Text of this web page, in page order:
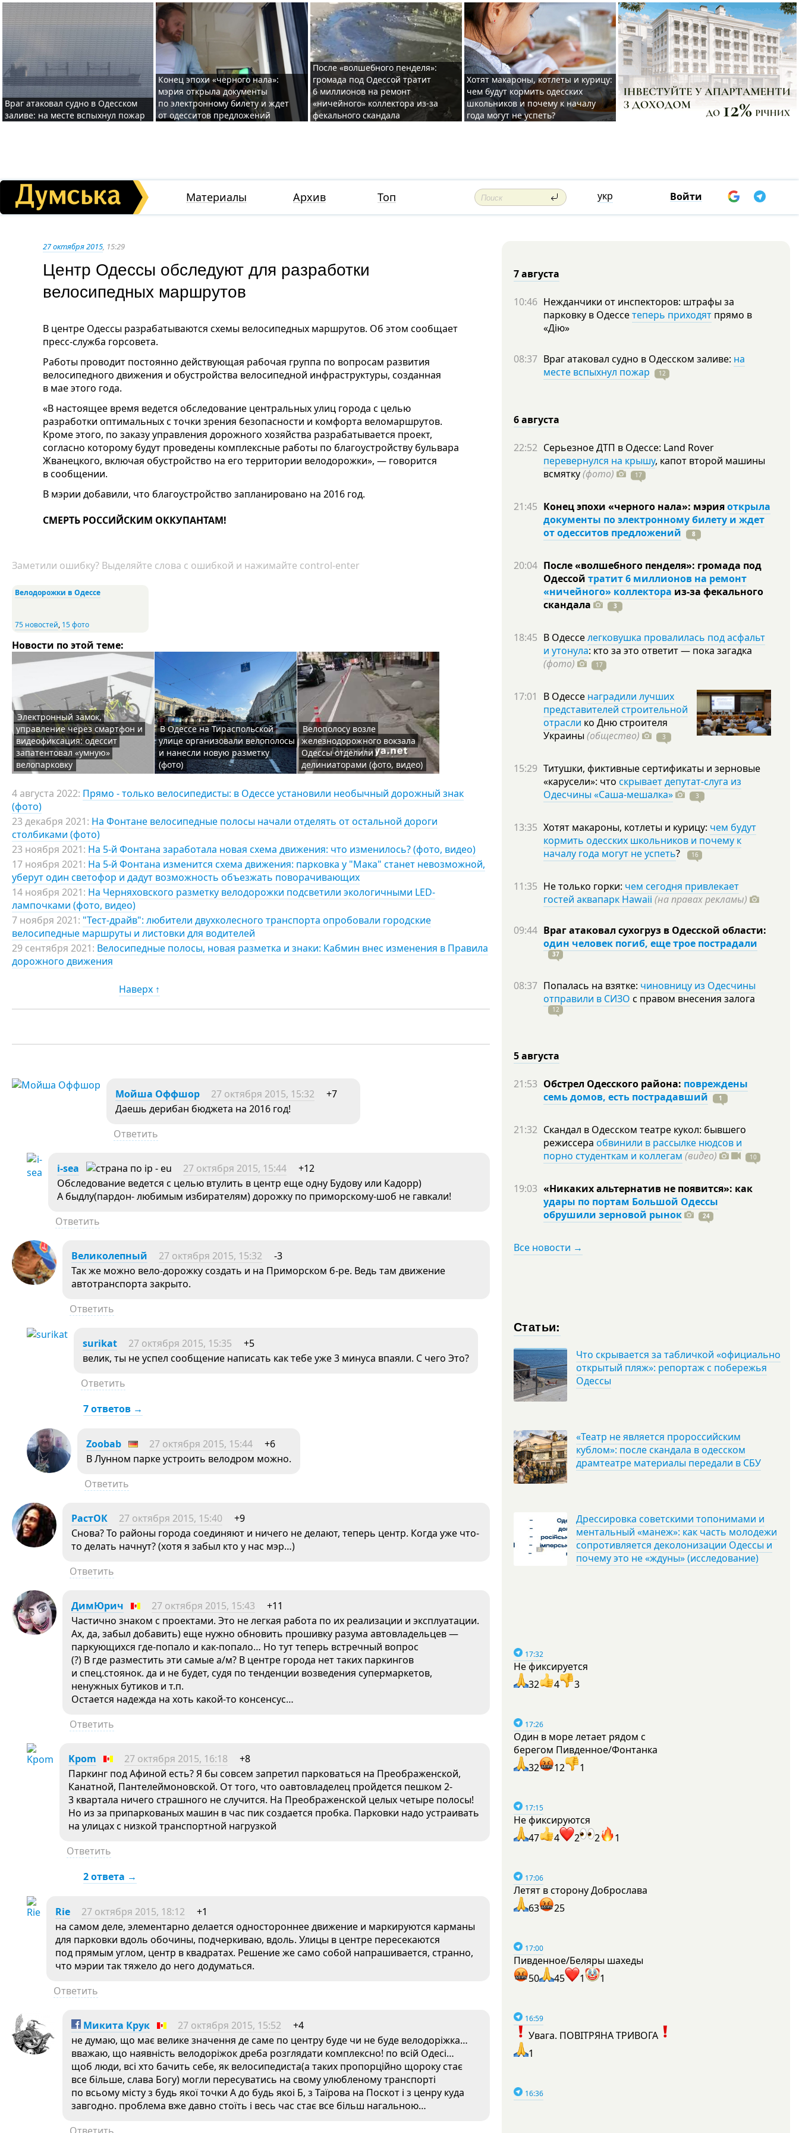
Враг атаковал судно в Одесском
заливе: на месте вспыхнул пожар
Конец эпохи «черного нала»:
мэрия открыла документы
по электронному билету и ждет
от одесситов предложений
После «волшебного пенделя»:
громада под Одессой тратит
6 миллионов на ремонт
«ничейного» коллектора из-за
фекального скандала
Хотят макароны, котлеты и курицу:
чем будут кормить одесских
школьников и почему к началу
года могут не успеть?
Материалы Архив Топ укр Войти
27 октября 2015, 15:29
Центр Одессы обследуют для разработки
велосипедных маршрутов
В центре Одессы разрабатываются схемы велосипедных маршрутов. Об этом сообщает
пресс-служба горсовета.
Работы проводит постоянно действующая рабочая группа по вопросам развития
велосипедного движения и обустройства велосипедной инфраструктуры, созданная
в мае этого года.
«В настоящее время ведется обследование центральных улиц города с целью
разработки оптимальных с точки зрения безопасности и комфорта веломаршрутов.
Кроме этого, по заказу управления дорожного хозяйства разрабатывается проект,
согласно которому будут проведены комплексные работы по благоустройству бульвара
Жванецкого, включая обустройство на его территории велодорожки», — говорится
в сообщении.
В мэрии добавили, что благоустройство запланировано на 2016 год.
СМЕРТЬ РОССИЙСКИМ ОККУПАНТАМ!
Заметили ошибку? Выделяйте слова с ошибкой и нажимайте control-enter
Велодорожки в Одессе
75 новостей, 15 фото
Новости по этой теме:
Электронный замок,
управление через смартфон и
видеофиксация: одессит
запатентовал «умную»
велопарковку
В Одессе на Тираспольской
улице организовали велополосы
и нанесли новую разметку
(фото)
Велополосу возле
железнодорожного вокзала
Одессы отделили
делиниаторами (фото, видео)
4 августа 2022: Прямо - только велосипедисты: в Одессе установили необычный дорожный знак
(фото)
23 декабря 2021: На Фонтане велосипедные полосы начали отделять от остальной дороги
столбиками (фото)
23 ноября 2021: На 5-й Фонтана заработала новая схема движения: что изменилось? (фото, видео)
17 ноября 2021: На 5-й Фонтана изменится схема движения: парковка у "Мака" станет невозможной,
уберут один светофор и дадут возможность объезжать поворачивающих
14 ноября 2021: На Черняховского разметку велодорожки подсветили экологичными LED-
лампочками (фото, видео)
7 ноября 2021: "Тест-драйв": любители двухколесного транспорта опробовали городские
велосипедные маршруты и листовки для водителей
29 сентября 2021: Велосипедные полосы, новая разметка и знаки: Кабмин внес изменения в Правила
дорожного движения
Наверх ↑
Мойша Оффшор 27 октября 2015, 15:32
+7
Даешь дерибан бюджета на 2016 год!
Ответить
i-sea 27 октября 2015, 15:44
+12
Обследование ведется с целью втулить в центр еще одну Будову или Кадорр)
А быдлу(пардон- любимым избирателям) дорожку по приморскому-шоб не гавкали!
Ответить
Великолепный 27 октября 2015, 15:32
-3
Так же можно вело-дорожку создать и на Приморском б-ре. Ведь там движение
автотранспорта закрыто.
Ответить
surikat 27 октября 2015, 15:35
+5
велик, ты не успел сообщение написать как тебе уже 3 минуса впаяли. С чего Это?
Ответить
7 ответов →
Zoobab 27 октября 2015, 15:44
+6
В Лунном парке устроить велодром можно.
Ответить
РастОК 27 октября 2015, 15:40
+9
Снова? То районы города соединяют и ничего не делают, теперь центр. Когда уже что-
то делать начнут? (хотя я забыл кто у нас мэр…)
Ответить
ДимЮрич 27 октября 2015, 15:43
+11
Частично знаком с проектами. Это не легкая работа по их реализации и эксплуатации.
Ах, да, забыл добавить) еще нужно обновить прошивку разума автовладельцев —
паркующихся где-попало и как-попало… Но тут теперь встречный вопрос
(?) В где разместить эти самые а/м? В центре города нет таких паркингов
и спец.стоянок. да и не будет, судя по тенденции возведения супермаркетов,
ненужных бутиков и т.п.
Остается надежда на хоть какой-то консенсус…
Ответить
Kpom 27 октября 2015, 16:18
+8
Паркинг под Афиной есть? Я бы совсем запретил парковаться на Преображенской,
Канатной, Пантелеймоновской. От того, что оавтовладелец пройдется пешком 2-
3 квартала ничего страшного не случится. На Преображенской целых четыре полосы!
Но из за припаркованых машин в час пик создается пробка. Парковки надо устраивать
на улицах с низкой транспортной нагрузкой
Ответить
2 ответа →
Rie 27 октября 2015, 18:12
+1
на самом деле, элементарно делается одностороннее движение и маркируются карманы
для парковки вдоль обочины, подчеркиваю, вдоль. Улицы в центре пересекаются
под прямым углом, центр в квадратах. Решение же само собой напрашивается, странно,
что мэрии так тяжело до него додуматься.
Ответить
Микита Крук 27 октября 2015, 15:52
+4
не думаю, що має велике значення де саме по центру буде чи не буде велодоріжка…
вважаю, що наявність велодоріжок дреба розглядати комплексно! по всій Одесі…
щоб люди, всі хто бачить себе, як велосипедиста(а таких пропорційно щороку стає
все більше, слава Богу) могли пересуватись на свому улюбленому транспорті
по всьому місту з будь якої точки А до будь якоі Б, з Таїрова на Поскот і з ценру куда
завгодно. проблема вже давно стоїть і весь час стає все більш нагальною…
7 августа
10:46 Нежданчики от инспекторов: штрафы за
парковку в Одессетеперь приходят прямо в
«Дію»
08:37 Враг атаковал судно в Одесском заливе: на
месте вспыхнул пожар
12
6 августа
22:52 Серьезное ДТП в Одессе: Land Rover
перевернулся на крышу, капот второй машины
всмятку(фото) 17
21:45 Конец эпохи «черного нала»: мэрияоткрыла
документы по электронному билету и ждет
от одесситов предложений
8
20:04 После «волшебного пенделя»: громада под
Одессой тратит 6 миллионов на ремонт
«ничейного» коллектора из-за фекального
скандала
3
18:45 В Одесселегковушка провалилась под асфальт
и утонула: кто за это ответит — пока загадка
(фото)
17
17:01 В Одессе наградили лучших
представителей строительной
отрасли ко Дню строителя
Украины (общество) 3
15:29 Титушки, фиктивные сертификаты и зерновые
«карусели»: что скрывает депутат-слуга из
Одесчины «Саша-мешалка»
3
13:35 Хотят макароны, котлеты и курицу: чем будут
кормить одесских школьников и почему к
началу года могут не успеть? 16
11:35 Не только горки: чем сегодня привлекает
гостей аквапарк Hawaii (на правах рекламы)
09:44 Враг атаковал сухогруз в Одесской области:
один человек погиб, еще трое пострадали
37
08:37 Попалась на взятке: чиновницу из Одесчины
отправили в СИЗО с правом внесения залога
12
5 августа
21:53 Обстрел Одесского района: повреждены
семь домов, есть пострадавший
1
21:32 Скандал в Одесском театре кукол: бывшего
режиссера обвинили в рассылке нюдсов и
порно студенткам и коллегам (видео) 10
19:03 «Никаких альтернатив не появится»: как
удары по портам Большой Одессы
обрушили зерновой рынок
24
Все новости →
Статьи:
Что скрывается за табличкой «официально
открытый пляж»: репортаж с побережья
Одессы
«Театр не является пророссийским
кублом»: после скандала в одесском
драмтеатре материалы передали в СБУ
Дрессировка советскими топонимами и
ментальный «манеж»: как часть молодежи
сопротивляется деколонизации Одессы и
почему это не «ждуны» (исследование)
17:32
Не фиксируется
32
4 3
17:26
Один в море летает рядом с
берегом Пивденное/Фонтанка
32
12 1
17:15
Не фиксируются
47
4 2 2 1
17:06
Летят в сторону Доброслава
63
25
17:00
Пивденное/Беляры шахеды
50
45 1 1
16:59
Увага. ПОВІТРЯНА ТРИВОГА
1
16:36